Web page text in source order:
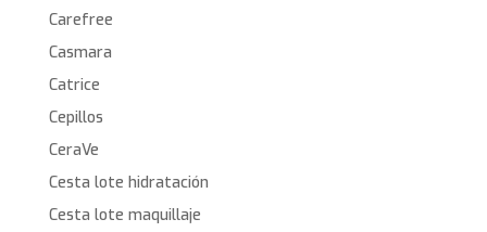
Carefree
Casmara
Catrice
Cepillos
CeraVe
Cesta lote hidratación
Cesta lote maquillaje